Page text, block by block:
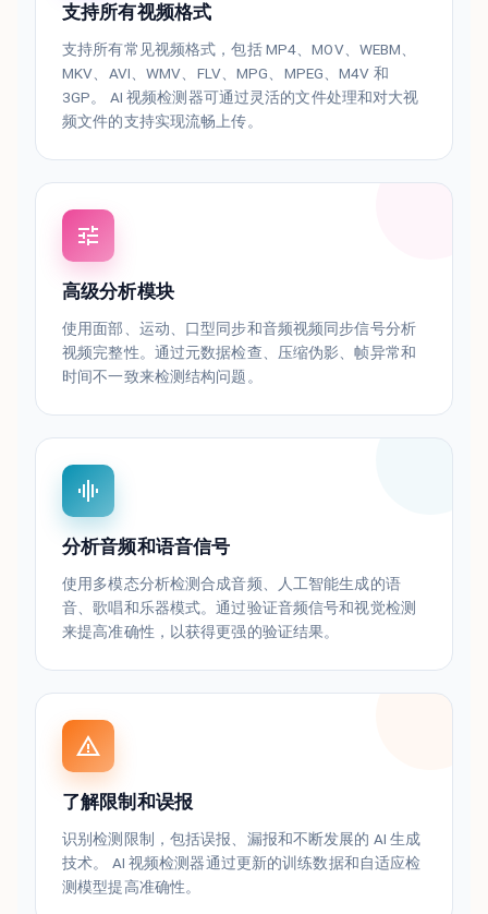
支持所有视频格式
支持所有常见视频格式，包括 MP4、MOV、WEBM、
MKV、AVI、WMV、FLV、MPG、MPEG、M4V 和
3GP。 AI 视频检测器可通过灵活的文件处理和对大视
频文件的支持实现流畅上传。
高级分析模块
使用面部、运动、口型同步和音频视频同步信号分析
视频完整性。通过元数据检查、压缩伪影、帧异常和
时间不一致来检测结构问题。
分析音频和语音信号
使用多模态分析检测合成音频、人工智能生成的语
音、歌唱和乐器模式。通过验证音频信号和视觉检测
来提高准确性，以获得更强的验证结果。
了解限制和误报
识别检测限制，包括误报、漏报和不断发展的 AI 生成
技术。 AI 视频检测器通过更新的训练数据和自适应检
测模型提高准确性。